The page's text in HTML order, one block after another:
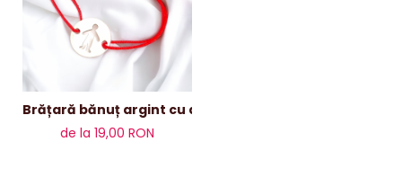
Brățară bănuț argint cu decupaj băiat
de la 19,00 RON